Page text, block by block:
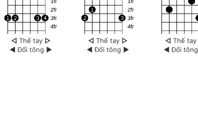
◁ Thế tay ▷
◀ Đổi tông ▶
◁ Thế tay ▷
◀ Đổi tông ▶
◁ Thế tay
◀ Đổi tông